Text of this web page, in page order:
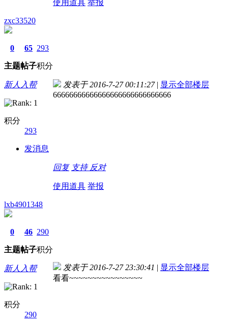
使用道具 举报
zxc33520
0
主题
65
帖子
293
积分
新人入帮
积分
293
发消息
发表于 2016-7-27 00:11:27 | 显示全部楼层
66666666666666666666666666666
回复 支持 反对
使用道具 举报
lxb4901348
0
主题
46
帖子
290
积分
新人入帮
积分
290
发表于 2016-7-27 23:30:41 | 显示全部楼层
看看~~~~~~~~~~~~~~~~